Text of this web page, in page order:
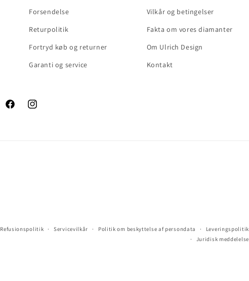
Forsendelse
Returpolitik
Fortryd køb og returner
Garanti og service
Vilkår og betingelser
Fakta om vores diamanter
Om Ulrich Design
Kontakt
FacebookInstagram
Refusionspolitik Servicevilkår Politik om beskyttelse af persondata
Leveringspolitik
Juridisk meddelelse